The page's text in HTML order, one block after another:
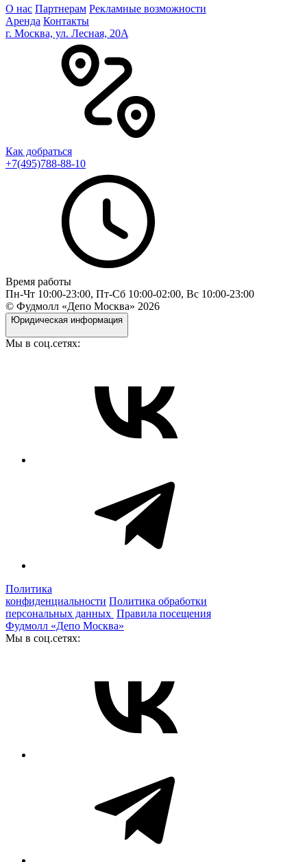
О нас Партнерам Рекламные возможности
Аренда Контакты
г. Москва, ул. Лесная, 20A
Как добраться
+7(495)788-88-10
Время работы
Пн-Чт 10:00-23:00, Пт-Сб 10:00-02:00, Вс 10:00-23:00
© Фудмолл «Депо Москва» 2026
Юридическая информация
Мы в соц.сетях:
Политика
конфиденциальности Политика обработки
персональных данных Правила посещения
Фудмолл «Депо Москва»
Мы в соц.сетях: